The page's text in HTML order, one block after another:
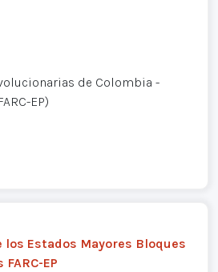
de Colombia -
EP)
los Estados Mayores Bloques
EP